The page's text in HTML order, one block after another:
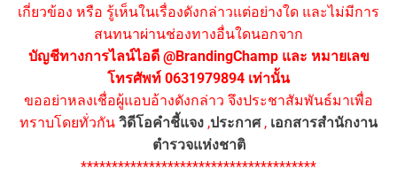
เกี่ยวข้อง หรือ รู้เห็นในเรื่องดังกล่าวแต่อย่างใด และไม่มีการ
สนทนาผ่านช่องทางอื่นใดนอกจาก
บัญชีทางการไลน์ไอดี @BrandingChamp และ หมายเลข
โทรศัพท์ 0631979894 เท่านั้น
ขออย่าหลงเชื่อผู้แอบอ้างดังกล่าว จึงประชาสัมพันธ์มาเพื่อ
ทราบโดยทั่วกัน วิดีโอคำชี้แจง ,ประกาศ, เอกสารสำนักงาน
ตำรวจแห่งชาติ
**************************************